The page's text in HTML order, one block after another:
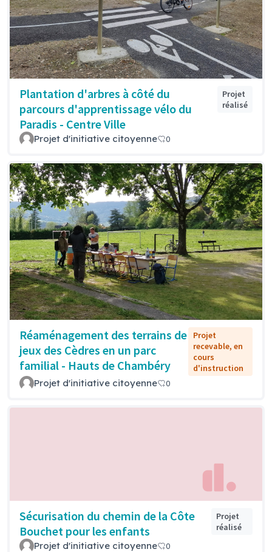
Plantation d'arbres à côté du
parcours d'apprentissage vélo du
Paradis - Centre Ville
Projet
réalisé
Projet d'initiative citoyenne 0
Réaménagement des terrains de
jeux des Cèdres en un parc
familial - Hauts de Chambéry
Projet
recevable, en
cours
d'instruction
Projet d'initiative citoyenne 0
Sécurisation du chemin de la Côte
Bouchet pour les enfants
Projet
réalisé
Projet d'initiative citoyenne 0